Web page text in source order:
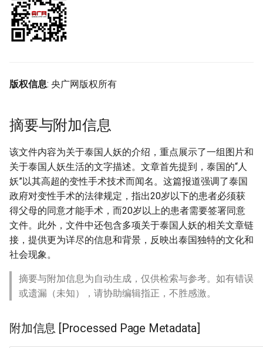
版权信息: 央广网版权所有
摘要与附加信息
该文件内容为关于泰国人妖的介绍，重点展示了一组图片和
关于泰国人妖生活的文字描述。文章首先提到，泰国的“人
妖”以其高超的变性手术技术而闻名。这篇报道强调了泰国
政府对变性手术的法律规定，指出20岁以下的患者必须获
得父母的同意才能手术，而20岁以上的患者需要签署同意
文件。此外，文件中还包含多项关于泰国人妖的相关文章链
接，提供更为详尽的信息和背景，反映出泰国独特的文化和
社会现象。
摘要与附加信息为自动生成，仅供检索与参考。如有错误
或遗漏（未知），请协助编辑指正，不胜感激。
附加信息 [Processed Page Metadata]